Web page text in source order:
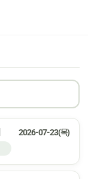
2026-07-23(목)